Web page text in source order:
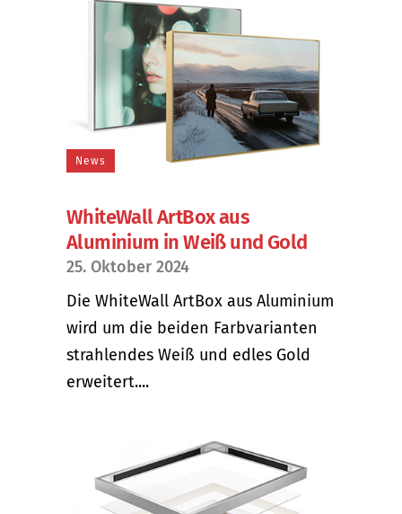
News
WhiteWall ArtBox aus
Aluminium in Weiß und Gold
25. Oktober 2024
Die WhiteWall ArtBox aus Aluminium
wird um die beiden Farbvarianten
strahlendes Weiß und edles Gold
erweitert....